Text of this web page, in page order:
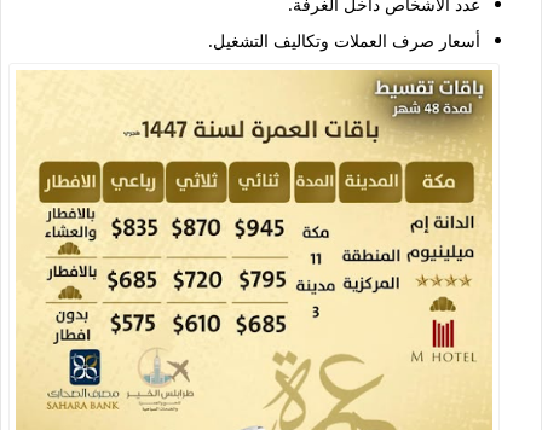
عدد الأشخاص داخل الغرفة.
أسعار صرف العملات وتكاليف التشغيل.